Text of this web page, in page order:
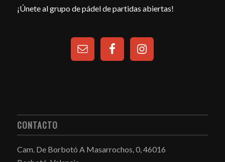
¡Únete al grupo de pádel de partidas abiertas!
CONTACTO
Cam. De Borbotó A Masarrochos, 0, 46016